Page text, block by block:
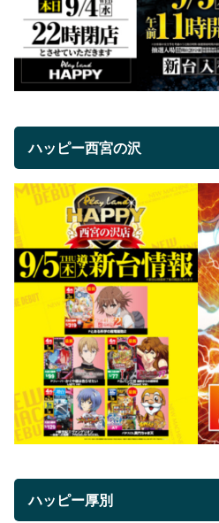
ハッピー西宮の沢
ハッピー厚別